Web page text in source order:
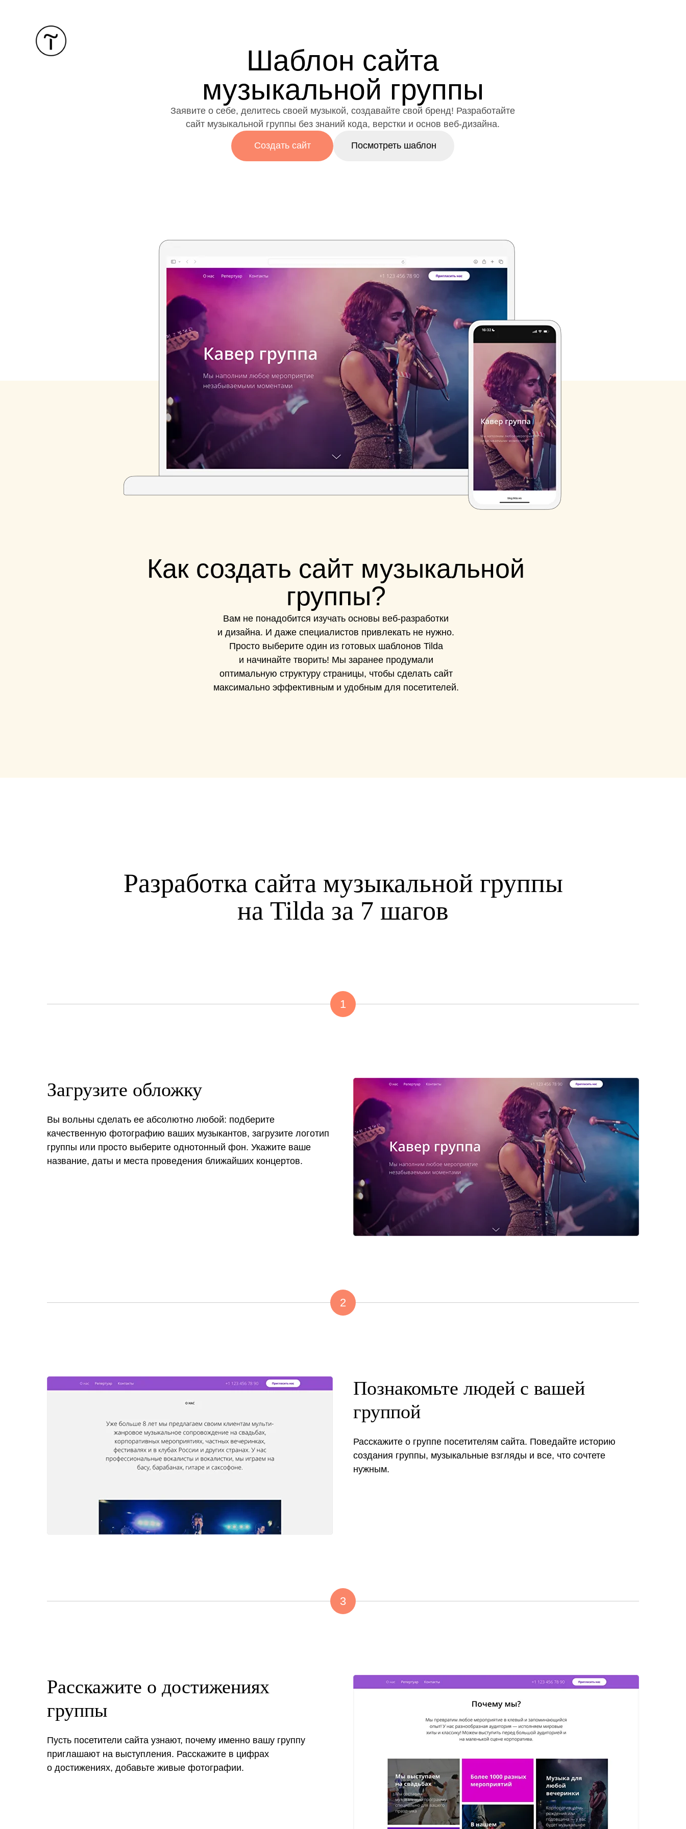
Как создать сайт музыкальной
группы?
Вам не понадобится изучать основы веб-разработки
и дизайна. И даже специалистов привлекать не нужно.
Просто выберите один из готовых шаблонов Tilda
и начинайте творить! Мы заранее продумали
оптимальную структуру страницы, чтобы сделать сайт
максимально эффективным и удобным для посетителей.
Шаблон сайта
музыкальной группы
Заявите о себе, делитесь своей музыкой, создавайте свой бренд! Разработайте
сайт музыкальной группы без знаний кода, верстки и основ веб-дизайна.
Создать сайт Посмотреть шаблон
Разработка сайта музыкальной группы
на Tilda за 7 шагов
1
Загрузите обложку
Вы вольны сделать ее абсолютно любой: подберите
качественную фотографию ваших музыкантов, загрузите логотип
группы или просто выберите однотонный фон. Укажите ваше
название, даты и места проведения ближайших концертов.
2
Познакомьте людей с вашей
группой
Расскажите о группе посетителям сайта. Поведайте историю
создания группы, музыкальные взгляды и все, что сочтете
нужным.
3
Расскажите о достижениях
группы
Пусть посетители сайта узнают, почему именно вашу группу
приглашают на выступления. Расскажите в цифрах
о достижениях, добавьте живые фотографии.